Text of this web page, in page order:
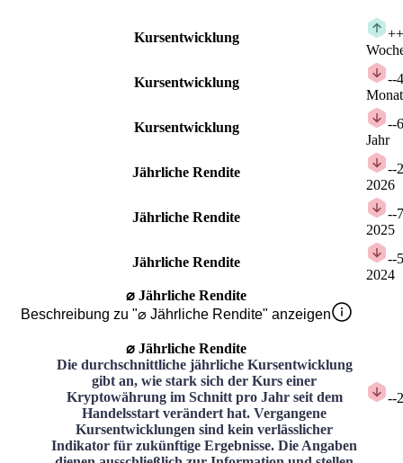
Kursentwicklung +
Kursentwicklung --
Monat
Kursentwicklung --
Jahr
Jährliche Rendite --
2026
Jährliche Rendite --
2025
Jährliche Rendite --
2024
⌀ Jährliche Rendite
Beschreibung zu "⌀ Jährliche Rendite" anzeigen
⌀ Jährliche Rendite
Die durchschnittliche jährliche Kursentwicklung
gibt an, wie stark sich der Kurs einer
Kryptowährung im Schnitt pro Jahr seit dem
Handelsstart verändert hat. Vergangene
Kursentwicklungen sind kein verlässlicher
Indikator für zukünftige Ergebnisse. Die Angaben
--